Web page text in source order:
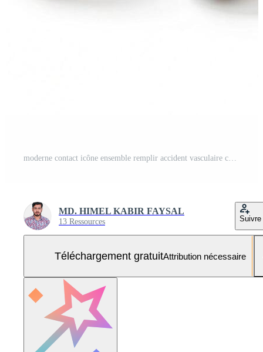
moderne contact icône ensemble remplir accident vasculaire cérébral téléphone, e-mail, site Internet, emplacement Photo Gratuite
MD. HIMEL KABIR FAYSAL
13 Ressources Suivre
Téléchargement gratuitAttribution nécessaire